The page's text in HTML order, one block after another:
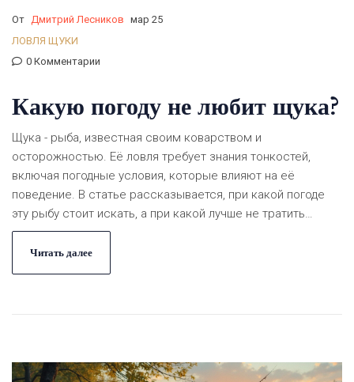
От Дмитрий Лесников мар 25
ЛОВЛЯ ЩУКИ
0 Комментарии
Какую погоду не любит щука?
Щука - рыба, известная своим коварством и
осторожностью. Её ловля требует знания тонкостей,
включая погодные условия, которые влияют на её
поведение. В статье рассказывается, при какой погоде
эту рыбу стоит искать, а при какой лучше не тратить
время. Помимо этого, даются советы, как использовать
погоду себе на пользу при охоте за этим упрямым
хищником. Читатель узнает, какие факторы в первую
Читать далее